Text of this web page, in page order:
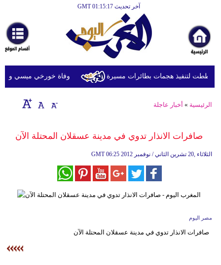
آخر تحديث GMT 01:15:17
أخبارعاجلة
رياضة
ثقافة
إقتصاد
وموسيقى
وتغذية
ديكور
وفاة خورخي ميسي والد لتنفيذ هجمات بطائرات مسيرة
الرئيسية » أخبار عاجلة
صافرات الانذار تدوي في مدينة عسقلان المحتلة الآن
GMT 06:25 2012 الثلاثاء ,20 تشرين الثاني / نوفمبر
مصر اليوم
صافرات الانذار تدوي في مدينة عسقلان المحتلة الآن